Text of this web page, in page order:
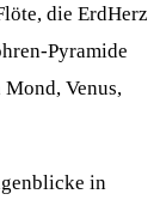
die ErdHerz
Pyramide
Venus,
in